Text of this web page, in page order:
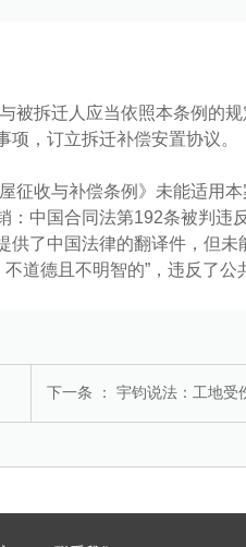
被拆迁人应当依照本条例的
，订立拆迁补偿安置协议。
征收与补偿条例》未能适用
中国合同法第192条被判违
了中国法律的翻译件，但
道德且不明智的”，违反了
下一条 ： 宇钧说法：工地受